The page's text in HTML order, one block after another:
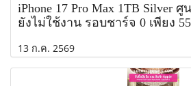
iPhone 17 Pro Max 1TB Silver
ยังไม่ใช้งาน รอบชาร์จ 0 เพียง
13 ก.ค. 2569